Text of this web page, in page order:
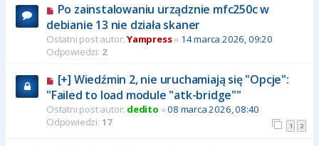
Po zainstalowaniu urządznie mfc250c w
debianie 13 nie działa skaner
Ostatni post autor: Yampress« 14 marca 2026, 09:20
Odpowiedzi: 2
[+] Wiedźmin 2, nie uruchamiają się "Opcje":
"Failed to load module "atk-bridge""
Ostatni post autor: dedito «08 marca 2026, 08:40
Odpowiedzi: 17 1 2